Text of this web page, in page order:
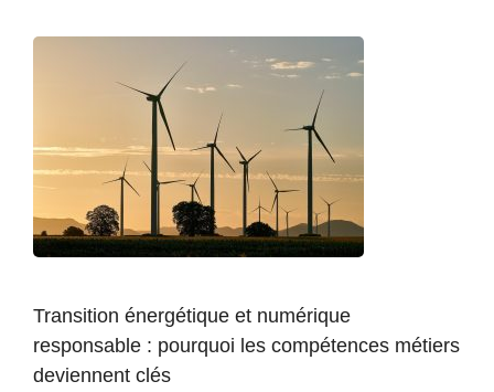
Transition énergétique et numérique
responsable : pourquoi les compétences métiers
deviennent clés